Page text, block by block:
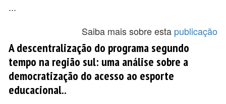
...
Saiba mais sobre esta publicação
A descentralização do programa segundo
tempo na região sul: uma análise sobre a
democratização do acesso ao esporte
educacional..